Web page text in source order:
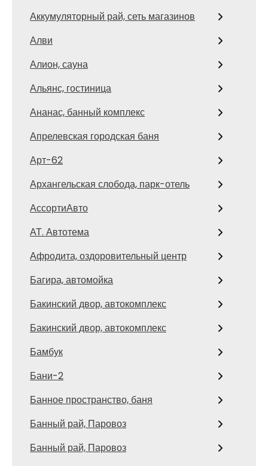
Аккумуляторный рай, сеть магазинов
Алви
Алион, сауна
Альянс, гостиница
Ананас, банный комплекс
Апрелевская городская баня
Арт-62
Архангельская слобода, парк-отель
АссортиАвто
АТ. Автотема
Афродита, оздоровительный центр
Багира, автомойка
Бакинский двор, автокомплекс
Бакинский двор, автокомплекс
Бамбук
Бани-2
Банное пространство, баня
Банный рай, Паровоз
Банный рай, Паровоз